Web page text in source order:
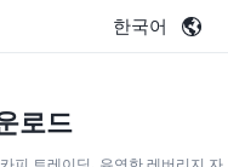
한국어
로드